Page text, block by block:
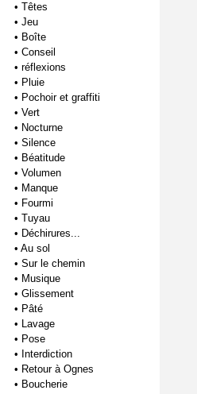
• Têtes
• Jeu
• Boîte
• Conseil
• réflexions
• Pluie
• Pochoir et graffiti
• Vert
• Nocturne
• Silence
• Béatitude
• Volumen
• Manque
• Fourmi
• Tuyau
• Déchirures...
• Au sol
• Sur le chemin
• Musique
• Glissement
• Pâté
• Lavage
• Pose
• Interdiction
• Retour à Ognes
• Boucherie